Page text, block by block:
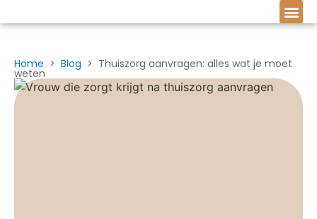
Home > Blog > Thuiszorg aanvragen: alles wat je moet
weten